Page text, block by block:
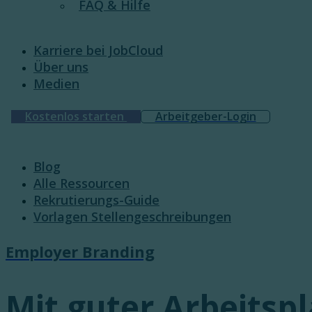
FAQ & Hilfe
Karriere bei JobCloud​
Über uns
Medien
Kostenlos starten Arbeitgeber-Login
Blog
Alle Ressourcen
Rekrutierungs-Guide
Vorlagen Stellengeschreibungen
Employer Branding